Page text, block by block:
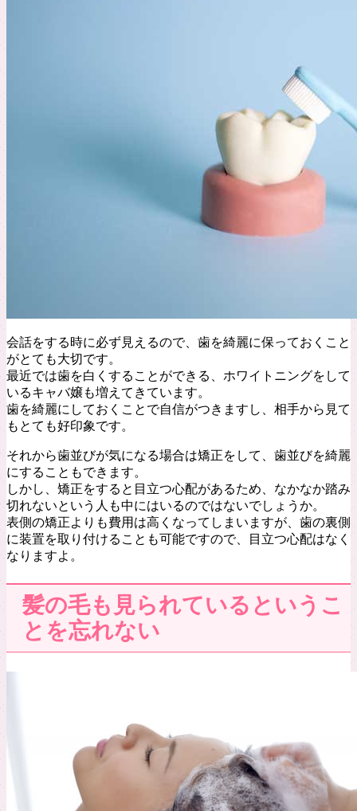
会話をする時に必ず見えるので、歯を綺麗に保っておくこと
がとても大切です。
最近では歯を白くすることができる、ホワイトニングをして
いるキャバ嬢も増えてきています。
歯を綺麗にしておくことで自信がつきますし、相手から見て
もとても好印象です。
それから歯並びが気になる場合は矯正をして、歯並びを綺麗
にすることもできます。
しかし、矯正をすると目立つ心配があるため、なかなか踏み
切れないという人も中にはいるのではないでしょうか。
表側の矯正よりも費用は高くなってしまいますが、歯の裏側
に装置を取り付けることも可能ですので、目立つ心配はなく
なりますよ。
髪の毛も見られているというこ
とを忘れない